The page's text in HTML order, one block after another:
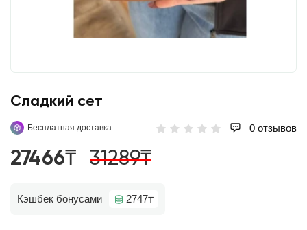
Сладкий сет
Бесплатная доставка 0 отзывов
27466₸ 31289₸
Кэшбек бонусами 2747₸